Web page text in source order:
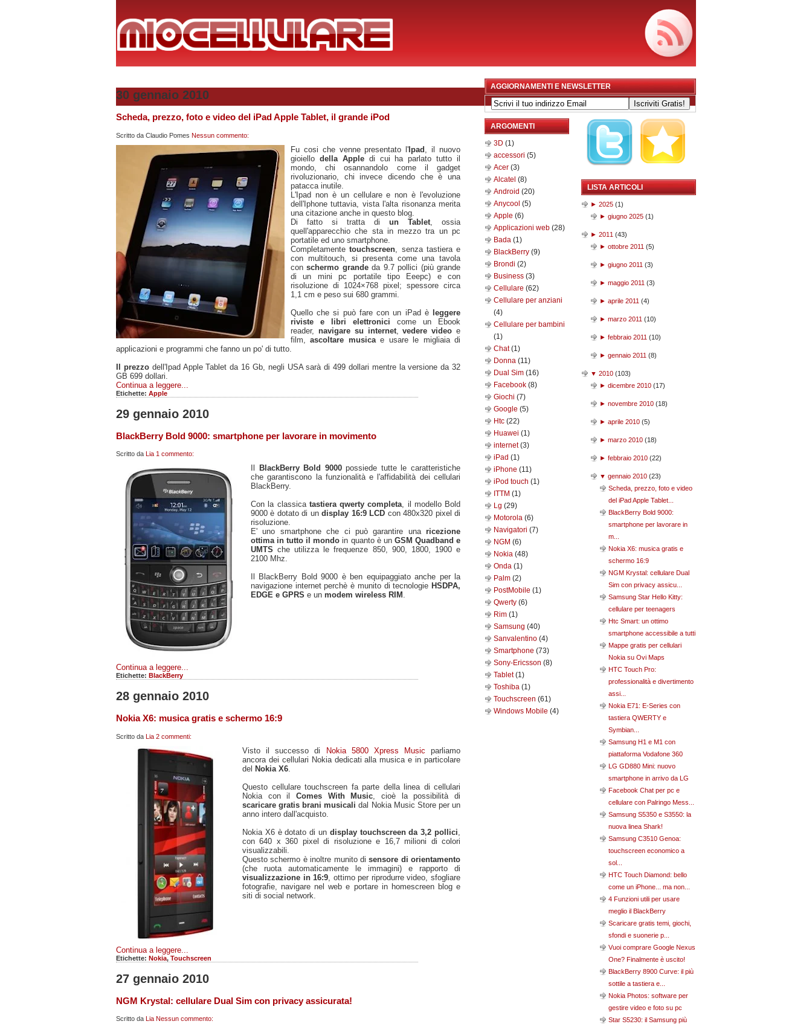
30 gennaio 2010
Scheda, prezzo, foto e video del iPad Apple Tablet, il grande iPod
Scritto da Claudio Pomes Nessun commento:
Fu cosi che venne presentato l'Ipad , il nuovo
gioiello della Appledi cui ha parlato tutto il
mondo, chi osannandolo come il gadget
rivoluzionario, chi invece dicendo che è una
patacca inutile.
L'Ipad non è un cellulare e non è l'evoluzione
dell'Iphone tuttavia, vista l'alta risonanza merita
una citazione anche in questo blog.
Di fatto si tratta di un Tablet , ossia
quell'apparecchio che sta in mezzo tra un pc
portatile ed uno smartphone.
Completamentetouchscreen , senza tastiera e
con multitouch, si presenta come una tavola
conschermo grandeda 9.7 pollici (più grande
di un mini pc portatile tipo Eeepc) e con
risoluzione di 1024×768 pixel; spessore circa
1,1 cm e peso sui 680 grammi.
Quello che si può fare con un iPad è leggere
riviste e libri elettronici come un Ebook
reader, navigare su internet,vedere video e
film,ascoltare musicae usare le migliaia di
applicazioni e programmi che fanno un po' di tutto.
Il prezzodell'Ipad Apple Tablet da 16 Gb, negli USA sarà di 499 dollari mentre la versione da 32
GB 699 dollari.
Continua a leggere...
Etichette: Apple
29 gennaio 2010
BlackBerry Bold 9000: smartphone per lavorare in movimento
Scritto da Lia 1 commento:
BlackBerry Bold 9000possiede tutte le caratteristiche
che garantiscono la funzionalità e l'affidabilità dei cellulari
BlackBerry.
Con la classica tastiera qwerty completa, il modello Bold
9000 è dotato di undisplay 16:9 LCD con 480x320 pixel di
risoluzione.
E' uno smartphone che ci può garantire una ricezione
ottima in tutto il mondoin quanto è un GSM Quadband e
UMTSche utilizza le frequenze 850, 900, 1800, 1900 e
2100 Mhz.
Il BlackBerry Bold 9000 è ben equipaggiato anche per la
navigazione internet perchè è munito di tecnologie HSDPA,
EDGE e GPRS e un modem wireless RIM .
Continua a leggere...
Etichette: BlackBerry
28 gennaio 2010
Nokia X6: musica gratis e schermo 16:9
Scritto da Lia 2 commenti:
Visto il successo di Nokia 5800 Xpress Music parliamo
ancora dei cellulari Nokia dedicati alla musica e in particolare
del Nokia X6
Questo cellulare touchscreen fa parte della linea di cellulari
Nokia con il Comes With Music , cioè la possibilità di
scaricare gratis brani musicali dal Nokia Music Store per un
anno intero dall'acquisto.
Nokia X6 è dotato di un display touchscreen da 3,2 pollici
con 640 x 360 pixel di risoluzione e 16,7 milioni di colori
visualizzabili.
Questo schermo è inoltre munito disensore di orientamento
(che ruota automaticamente le immagini) e rapporto di
visualizzazione in 16:9 , ottimo per riprodurre video, sfogliare
fotografie, navigare nel web e portare in homescreen blog e
siti di social network.
Continua a leggere...
Etichette: Nokia, Touchscreen
27 gennaio 2010
NGM Krystal: cellulare Dual Sim con privacy assicurata!
Scritto da Lia Nessun commento:
AGGIORNAMENTI E NEWSLETTER
ARGOMENTI
3D (1)
accessori (5)
Acer (3)
Alcatel (8)
Android (20)
Anycool (5)
Apple (6)
Applicazioni web (28)
Bada (1)
BlackBerry (9)
Brondi (2)
Business (3)
Cellulare (62)
Cellulare per anziani
(4)
Cellulare per bambini
(1)
Chat(1)
Donna (11)
Dual Sim (16)
Facebook (8)
Giochi (7)
Google (5)
Htc (22)
Huawei (1)
internet(3)
iPad (1)
iPhone (11)
iPod touch (1)
ITTM (1)
Lg (29)
Motorola (6)
Navigatori (7)
NGM (6)
Nokia (48)
Onda (1)
Palm (2)
PostMobile (1)
Qwerty (6)
Rim (1)
Samsung (40)
Sanvalentino (4)
Smartphone (73)
Sony-Ericsson (8)
Tablet(1)
Toshiba (1)
Touchscreen (61)
Windows Mobile (4)
LISTA ARTICOLI
► 2025 (1)
► giugno 2025 (1)
► 2011 (43)
► ottobre 2011 (5)
► giugno 2011 (3)
► maggio 2011 (3)
► aprile 2011 (4)
► marzo 2011 (10)
► febbraio 2011 (10)
► gennaio 2011 (8)
▼ 2010 (103)
► dicembre 2010 (17)
► novembre 2010 (18)
► aprile 2010 (5)
► marzo 2010 (18)
► febbraio 2010 (22)
▼ gennaio 2010 (23)
Scheda, prezzo, foto e video
del iPad Apple Tablet...
BlackBerry Bold 9000:
smartphone per lavorare in
m...
Nokia X6: musica gratis e
schermo 16:9
NGM Krystal: cellulare Dual
Sim con privacy assicu...
Samsung Star Hello Kitty:
cellulare per teenagers
Htc Smart: un ottimo
smartphone accessibile a tutti
Mappe gratis per cellulari
Nokia su Ovi Maps
HTC Touch Pro:
professionalità e divertimento
assi...
Nokia E71: E-Series con
tastiera QWERTY e
Symbian...
Samsung H1 e M1 con
piattaforma Vodafone 360
LG GD880 Mini: nuovo
smartphone in arrivo da LG
Facebook Chat per pc e
cellulare con Palringo Mess...
Samsung S5350 e S3550: la
nuova linea Shark!
Samsung C3510 Genoa:
touchscreen economico a
sol...
HTC Touch Diamond: bello
come un iPhone... ma non...
4 Funzioni utili per usare
meglio il BlackBerry
Scaricare gratis temi, giochi,
sfondi e suonerie p...
Vuoi comprare Google Nexus
One? Finalmente è uscito!
BlackBerry 8900 Curve: il più
sottile a tastiera e...
Nokia Photos: software per
gestire video e foto su pc
Star S5230: il Samsung più